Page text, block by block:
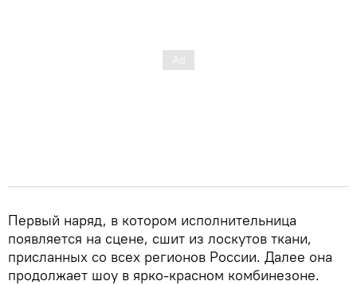
Первый наряд, в котором исполнительница
появляется на сцене, сшит из лоскутов ткани,
присланных со всех регионов России. Далее она
продолжает шоу в ярко-красном комбинезоне.